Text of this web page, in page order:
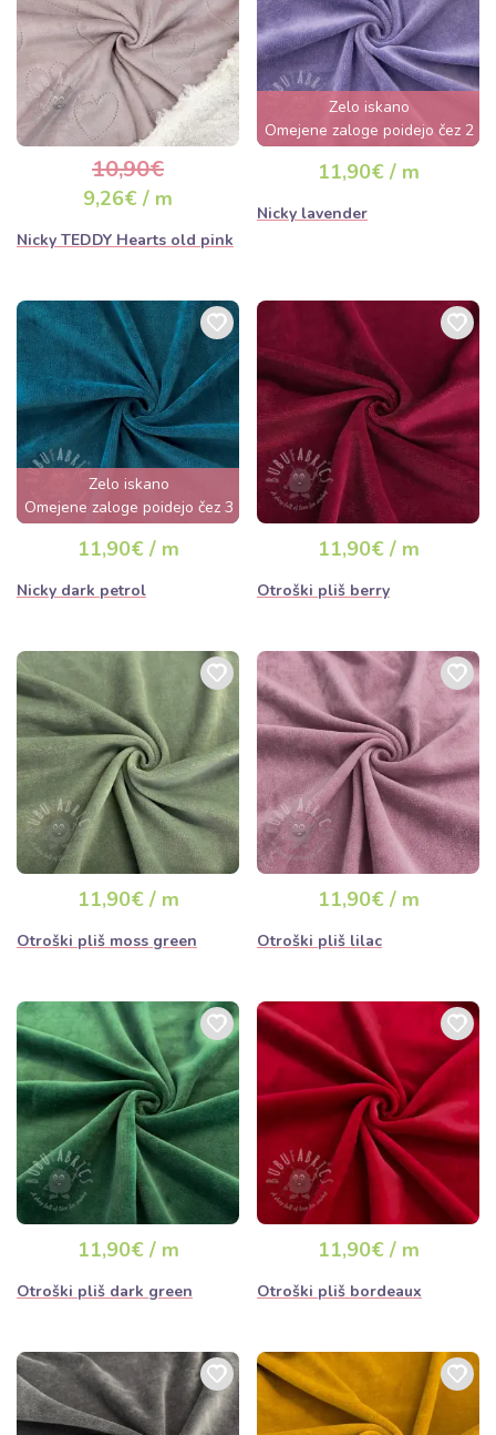
10,90€
9,26€ / m
Nicky TEDDY Hearts old pink
Zelo iskano
Omejene zaloge poidejo čez 2
dni
11,90€ / m
Nicky lavender
Zelo iskano
Omejene zaloge poidejo čez 3
dni
11,90€ / m
Nicky dark petrol
11,90€ / m
Otroški pliš berry
11,90€ / m
Otroški pliš moss green
11,90€ / m
Otroški pliš lilac
11,90€ / m
Otroški pliš dark green
11,90€ / m
Otroški pliš bordeaux